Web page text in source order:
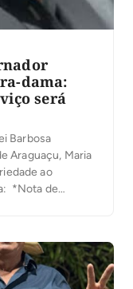
dama:
será
Barbosa
Araguaçu, Maria
ao
*Nota de
e […]